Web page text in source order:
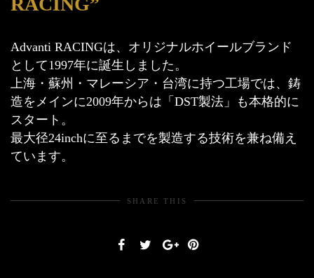
Advanti RACINGは、オリジナルホイールブランド
として1997年に誕生しました。
上海・蘇州・マレーシア・台湾に持つ工場では、鋳
造をメインに2009年からは「DST製法」も本格的に
スタート。
最大径24inchに至るまでを製造する技術を兼ね備え
ています。
SHARE THIS